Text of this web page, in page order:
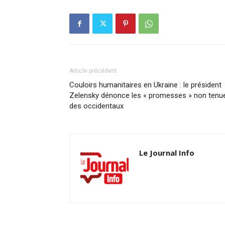
Article précédent
Couloirs humanitaires en Ukraine : le président
Zelensky dénonce les « promesses » non
des occidentaux
Le Journal Info